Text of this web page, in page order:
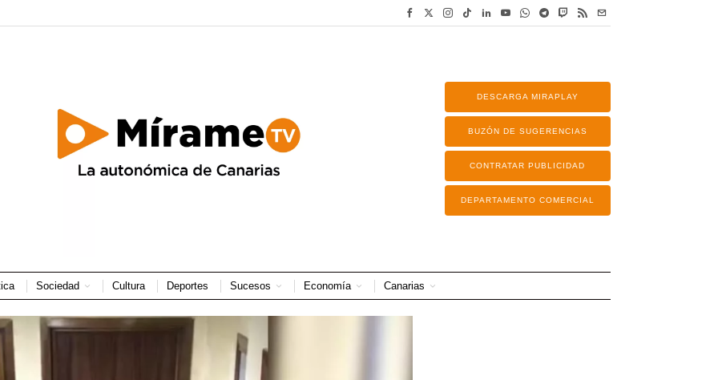
DESCARGA MIRAPLAY
BUZÓN DE SUGERENCIAS
CONTRATAR PUBLICIDAD
DEPARTAMENTO COMERCIAL
Sociedad Cultura Deportes Sucesos Economía Canarias